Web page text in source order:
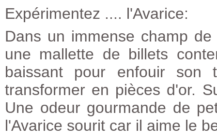
Expérimentez .... l'Avarice:
Dans un immense champ
une mallette de billets
baissant pour enfouir
transformer en pièces d'or.
Une odeur gourmande de
l'Avarice sourit car il aime le